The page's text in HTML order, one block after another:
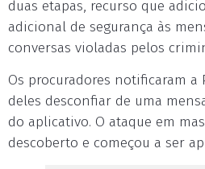
duas etapas, recurso que
adicional de segurança às
conversas violadas pelos
Os procuradores notificaram a
deles desconfiar de uma
do aplicativo. O ataque em
descoberto e começou a ser